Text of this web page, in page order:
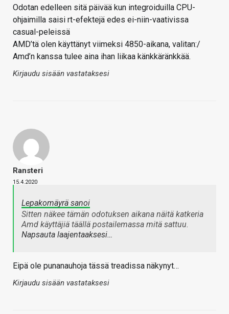
Odotan edelleen sitä päivää kun integroiduilla CPU-
ohjaimilla saisi rt-efektejä edes ei-niin-vaativissa
casual-peleissä
AMD’tä olen käyttänyt viimeksi 4850-aikana, valitan:/
Amd’n kanssa tulee aina ihan liikaa känkkäränkkää.
Kirjaudu sisään vastataksesi
Ransteri
15.4.2020
Lepakomäyrä sanoi
Sitten näkee tämän odotuksen aikana näitä katkeria
Amd käyttäjiä täällä postailemassa mitä sattuu.
Napsauta laajentaaksesi…
Eipä ole punanauhoja tässä treadissa näkynyt…
Kirjaudu sisään vastataksesi